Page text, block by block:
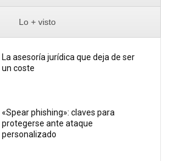
Lo + visto
La asesoría jurídica que deja de ser
un coste
«Spear phishing»: claves para
protegerse ante ataque
personalizado